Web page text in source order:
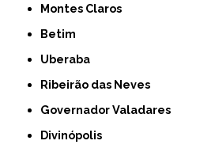
Montes Claros
Betim
Uberaba
Ribeirão das Neves
Governador Valadares
Divinópolis